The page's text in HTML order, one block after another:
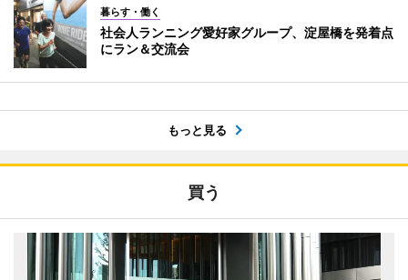
暮らす・働く
社会人ランニング愛好家グループ、淀屋橋を発着点
にラン＆交流会
もっと見る
買う